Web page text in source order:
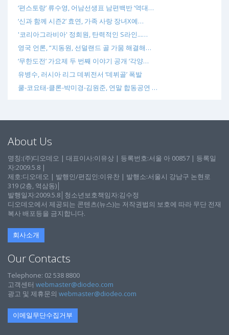
‘편스토랑’ 류수영, 어남선생표 남편백반 ‘역대…
‘신과 함께 시즌2’ 효연, 가족 사랑 장녀X예…
'코리아그라비아' 정희원, 탄력적인 S라인...…
영국 언론, “지동원, 선덜랜드 골 가뭄 해결해…
‘무한도전’ 가요제 두 번째 이야기 공개 ‘각양…
유병수, 러시아 리그 데뷔전서 ‘데뷔골’ 폭발
쿨-코요태-클론-박미경-김원준, 연말 합동공연 …
About Us
명칭:(주)디오데오 | 대표이사:이유상 | 등록번호:서울 아 00857 | 등록일
자:2009.5.8 |
제호:디오데오 | 발행인/편집인:이유찬 | 발행소:서울시 강남구 논현로
319 (2층, 역삼동)│
발행일자:2009.5.8│청소년보호책임자:김수정
디오데오에서 제공되는 콘텐츠(뉴스)는 저작권법의 보호에 따라 무단 전재
복사 배포등을 금지합니다.
회사소개
Our Contacts
Telephone: 02 538 8800
고객센터 webmaster@diodeo.com
광고 및 제휴문의 webmaster@diodeo.com
이메일무단수집거부